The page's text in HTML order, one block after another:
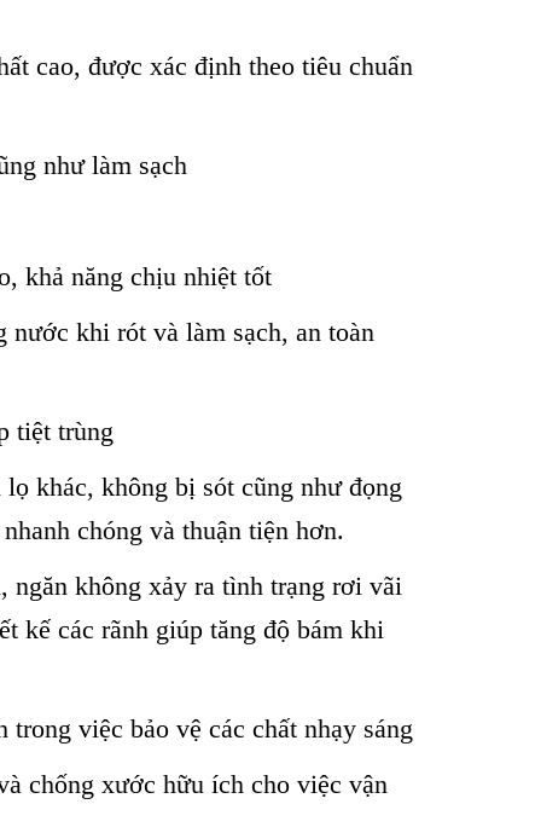
cao, được xác định theo tiêu chuẩn
như làm sạch
khả năng chịu nhiệt tốt
khi rót và làm sạch, an toàn
tiệt trùng
khác, không bị sót cũng như đọng
chóng và thuận tiện hơn.
ngăn không xảy ra tình trạng rơi vãi
kế các rãnh giúp tăng độ bám khi
việc bảo vệ các chất nhạy sáng
chống xước hữu ích cho việc vận